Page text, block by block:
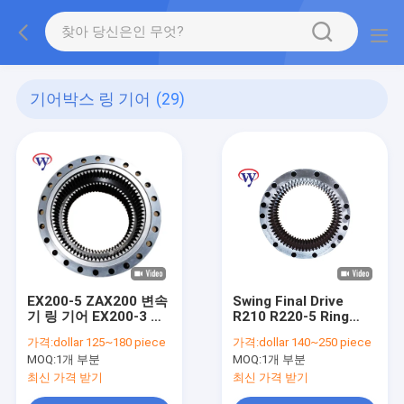
기어박스 링 기어 (29)
EX200-5 ZAX200 변속
기 링 기어 EX200-3 싱
1020184 1018789
1025787
가격:dollar 125~180 piece
MOQ:1개 부분
최신 가격 받기
Swing Final Drive
R210 R220-5 Ring
Custom Ring And
Pinion Gears
가격:dollar 140~250 piece
MOQ:1개 부분
최신 가격 받기